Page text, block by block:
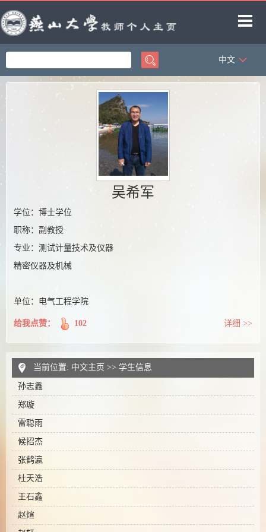
首页
科学研究
中文
吴希军
学位：博士学位
职称：副教授
专业：测试计量技术及仪器
精密仪器及机械
单位：电气工程学院
给我点赞： 102 详细 >>
当前位置: 中文主页 >> 学生信息
孙志鑫
郑璇
雷聪雨
候招杰
张鹤瀛
杜天浩
王石鑫
赵煊